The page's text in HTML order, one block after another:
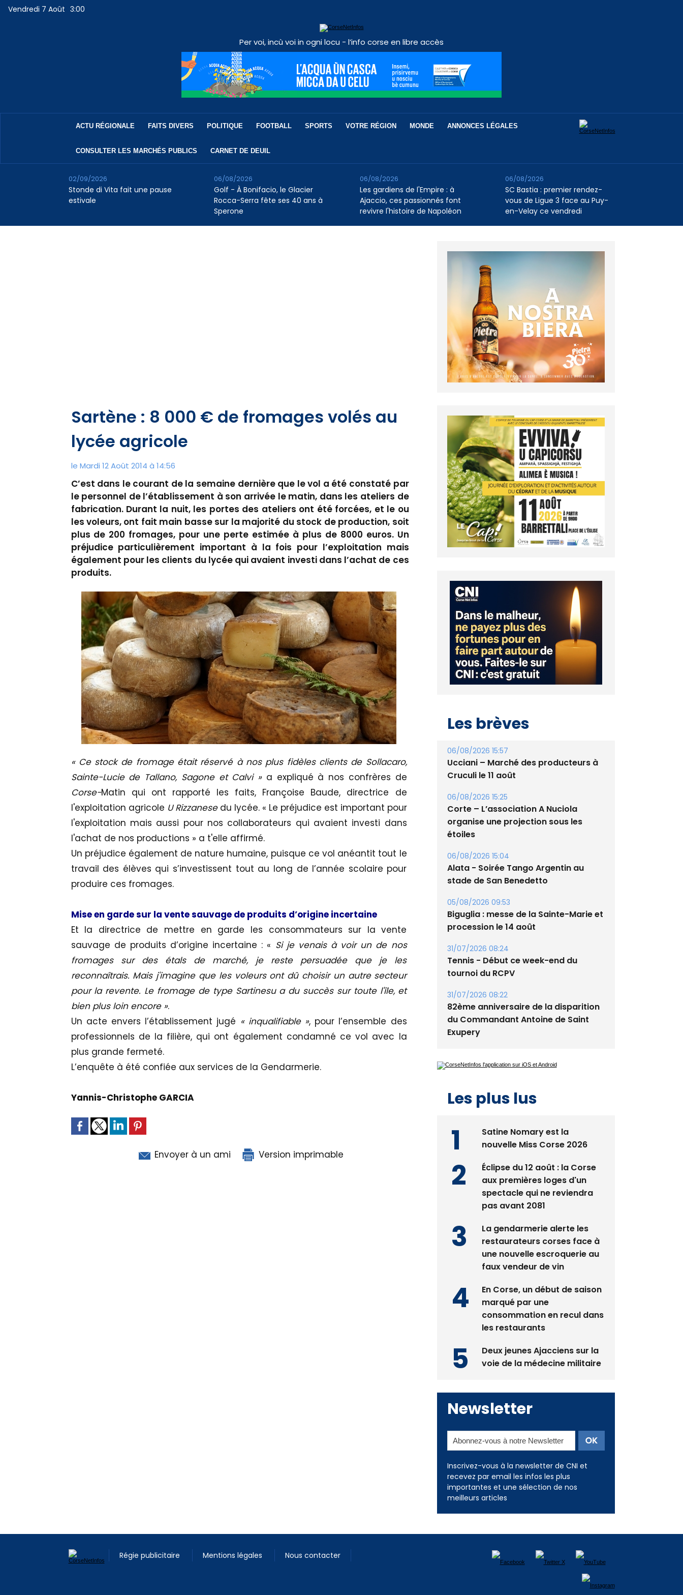
Vendredi 7 Août 3:00
Per voi, incù voi in ogni locu - l’info corse en libre accès
ACTU RÉGIONALE FAITS DIVERS POLITIQUE FOOTBALL SPORTS VOTRE RÉGION MONDE ANNONCES LÉGALES
CONSULTER LES MARCHÉS PUBLICS CARNET DE DEUIL
Stonde di Vita fait une pause
estivale
02/09/2026
Golf - À Bonifacio, le Glacier
Rocca-Serra fête ses 40 ans à
Sperone
06/08/2026
Les gardiens de l'Empire : à
Ajaccio, ces passionnés font
revivre l'histoire de Napoléon
06/08/2026
SC Bastia : premier rendez-
vous de Ligue 3 face au Puy-
en-Velay ce vendredi
06/08/2026
Sartène : 8 000 € de fromages volés au
lycée agricole
le Mardi 12 Août 2014 à 14:56
C’est dans le courant de la semaine dernière que le vol a été constaté par
le personnel de l’établissement à son arrivée le matin, dans les ateliers de
fabrication. Durant la nuit, les portes des ateliers ont été forcées, et le ou
les voleurs, ont fait main basse sur la majorité du stock de production, soit
plus de 200 fromages, pour une perte estimée à plus de 8000 euros. Un
préjudice particulièrement important à la fois pour l’exploitation mais
également pour les clients du lycée qui avaient investi dans l’achat de ces
produits.
« Ce stock de fromage était réservé à nos plus fidèles clients de Sollacaro,
Sainte-Lucie de Tallano, Sagone et Calvi »a expliqué à nos confrères de
Corse-Matin qui ont rapporté les faits, Françoise Baude, directrice de
l'exploitation agricole U Rizzanesedu lycée. « Le préjudice est important pour
l'exploitation mais aussi pour nos collaborateurs qui avaient investi dans
l'achat de nos productions » a t'elle affirmé.
Un préjudice également de nature humaine, puisque ce vol anéantit tout le
travail des élèves qui s’investissent tout au long de l’année scolaire pour
produire ces fromages.
Mise en garde sur la vente sauvage de produits d’origine incertaine
Et la directrice de mettre en garde les consommateurs sur la vente
sauvage de produits d’origine incertaine : « Si je venais à voir un de nos
fromages sur des étals de marché, je reste persuadée que je les
reconnaîtrais. Mais j'imagine que les voleurs ont dû choisir un autre secteur
pour la revente. Le fromage de type Sartinesu a du succès sur toute l'île, et
bien plus loin encore ».
Un acte envers l’établissement jugé « inqualifiable », pour l’ensemble des
professionnels de la filière, qui ont également condamné ce vol avec la
plus grande fermeté.
L’enquête à été confiée aux services de la Gendarmerie.
Yannis-Christophe GARCIA
Envoyer à un ami Version imprimable
Les brèves
06/08/2026 15:57
Ucciani – Marché des producteurs à
Cruculi le 11 août
06/08/2026 15:25
Corte – L’association A Nuciola
organise une projection sous les
étoiles
06/08/2026 15:04
Alata - Soirée Tango Argentin au
stade de San Benedetto
05/08/2026 09:53
Biguglia : messe de la Sainte-Marie et
procession le 14 août
31/07/2026 08:24
Tennis - Début ce week-end du
tournoi du RCPV
31/07/2026 08:22
82ème anniversaire de la disparition
du Commandant Antoine de Saint
Exupery
Les plus lus
Satine Nomary est la
nouvelle Miss Corse 2026
Éclipse du 12 août : la Corse
aux premières loges d'un
spectacle qui ne reviendra
pas avant 2081
La gendarmerie alerte les
restaurateurs corses face à
une nouvelle escroquerie au
faux vendeur de vin
En Corse, un début de saison
marqué par une
consommation en recul dans
les restaurants
Deux jeunes Ajacciens sur la
voie de la médecine militaire
Newsletter
Inscrivez-vous à la newsletter de CNI et
recevez par email les infos les plus
importantes et une sélection de nos
meilleurs articles
Régie publicitaire Mentions légales Nous contacter